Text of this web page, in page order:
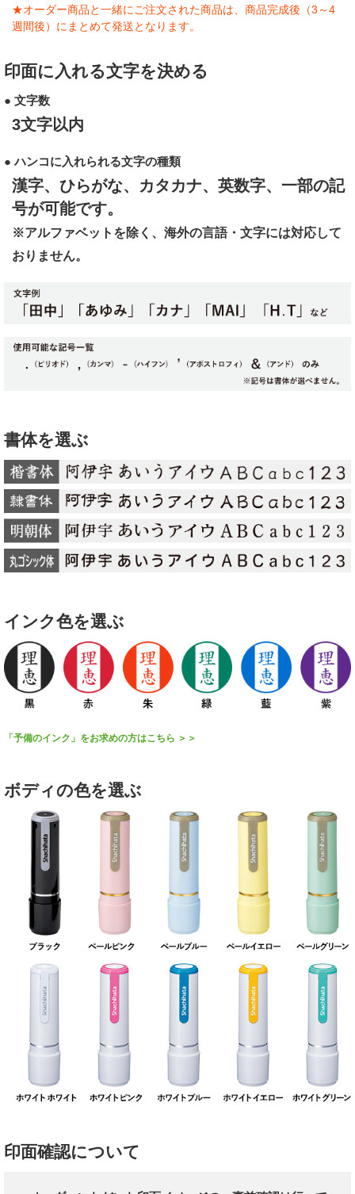
★オーダー商品と一緒にご注文された商品は、商品完成後（3～4
週間後）にまとめて発送となります。
印面に入れる文字を決める
● 文字数
3文字以内
● ハンコに入れられる文字の種類
漢字、ひらがな、カタカナ、英数字、一部の記
号が可能です。
※アルファベットを除く、海外の言語・文字には対応して
おりません。
書体を選ぶ
インク色を選ぶ
「予備のインク」をお求めの方はこちら ＞＞
ボディの色を選ぶ
印面確認について